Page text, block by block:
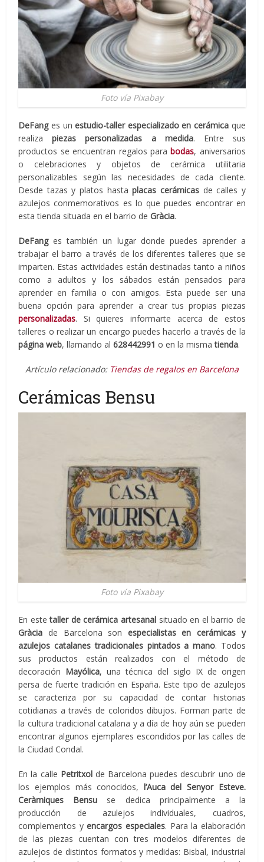
Foto vía Pixabay
DeFanges unestudio-taller especializado en cerámica que
realizapiezas personalizadas a medida. Entre sus
productos se encuentran regalos para bodas, aniversarios
o celebraciones y objetos de cerámica utilitaria
personalizables según las necesidades de cada cliente.
Desde tazas y platos hastaplacas cerámicasde calles y
azulejos conmemorativos es lo que puedes encontrar en
esta tienda situada en el barrio deGràcia.
DeFanges también un lugar donde puedes aprender a
trabajar el barro a través de los diferentes talleres que se
imparten. Estas actividades están destinadas tanto a niños
como a adultos y los sábados están pensados para
aprender en familia o con amigos. Esta puede ser una
buena opción para aprender a crear tus propias piezas
personalizadas. Si quieres informarte acerca de estos
talleres o realizar un encargo puedes hacerlo a través de la
página web, llamando al628442991 o en la mismatienda.
Artículo relacionado: Tiendas de regalos en Barcelona
Cerámicas Bensu
Foto vía Pixabay
En estetaller de cerámica artesanal situado en el barrio de
Gràcia de Barcelona son especialistas en cerámicas y
azulejos catalanes tradicionales pintados a mano. Todos
sus productos están realizados con el método de
decoración Mayólica, una técnica del siglo IX de origen
persa de fuerte tradición en España. Este tipo de azulejos
se caracteriza por su capacidad de contar historias
cotidianas a través de coloridos dibujos. Forman parte de
la cultura tradicional catalana y a día de hoy aún se pueden
encontrar algunos ejemplares escondidos por las calles de
la Ciudad Condal.
En la calle Petritxolde Barcelona puedes descubrir uno de
los ejemplos más conocidos, l’Auca del Senyor Esteve.
Ceràmiques Bensu se dedica principalmente a la
producción de azulejos individuales, cuadros,
complementos yencargos especiales. Para la elaboración
de las piezas cuentan con tres modelos diferentes de
azulejos de distintos formatos y medidas: Bisbal, industrial